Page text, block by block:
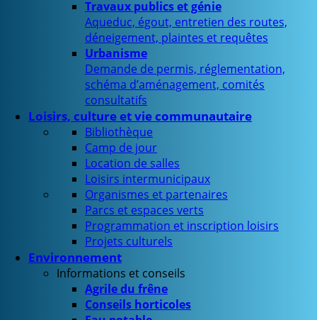
Travaux publics et génie
Aqueduc, égout, entretien des routes,
déneigement, plaintes et requêtes
Urbanisme
Demande de permis, réglementation,
schéma d’aménagement, comités
consultatifs
Loisirs, culture et vie communautaire
Bibliothèque
Camp de jour
Location de salles
Loisirs intermunicipaux
Organismes et partenaires
Parcs et espaces verts
Programmation et inscription loisirs
Projets culturels
Environnement
Informations et conseils
Agrile du frêne
Conseils horticoles